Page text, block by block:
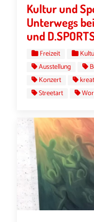
Kultur und
Unterwegs
und
Freizeit
Ausstellung
Konzert
Streetart